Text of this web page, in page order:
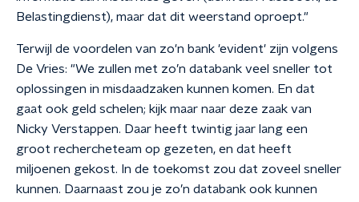
Belastingdienst), maar dat dit weerstand oproept."
Terwijl de voordelen van zo'n bank 'evident' zijn volgens
De Vries: "We zullen met zo’n databank veel sneller tot
oplossingen in misdaadzaken kunnen komen. En dat
gaat ook geld schelen; kijk maar naar deze zaak van
Nicky Verstappen. Daar heeft twintig jaar lang een
groot rechercheteam op gezeten, en dat heeft
miljoenen gekost. In de toekomst zou dat zoveel sneller
kunnen. Daarnaast zou je zo’n databank ook kunnen